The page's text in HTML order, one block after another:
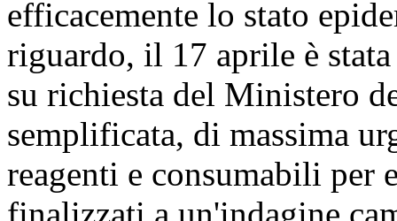
efficacemente lo stato
riguardo, il 17 aprile è
su richiesta del Ministero
semplificata, di massima
reagenti e consumabili per
finalizzati a un'indagine